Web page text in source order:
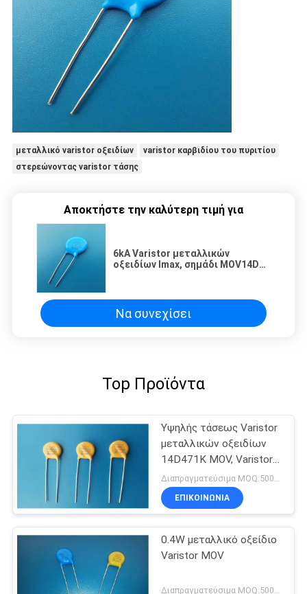
μεταλλικό varistor οξειδίων
varistor καρβιδίου του πυριτίου
στερεώνοντας varistor τάσης
Αποκτήστε την καλύτερη τιμή για
6kA Varistor μεταλλικών
οξειδίων Imax, σημάδι MOV14D
Να συνεχίσει
Top Προϊόντα
Υψηλής τάσεως Varistor
μεταλλικών οξειδίων
14D471K MOV, Varistors
οξειδίων ψευδάργυρου Διαπραγματεύσιμα MOQ:5000pcs
ΕΠΙΚΟΙΝΩΝΊΑ
0.4W μεταλλικό οξείδιο
Varistor MOV